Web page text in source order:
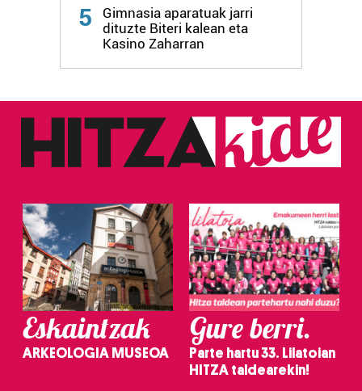
fitxategiak erabiltzen ditu. Zure esperientzia eta
zerbitzuak hobetzeko asmoz, cookie teknologiaz
irakurri
5
Gimnasia aparatuak jarri
dituzte Biteri kalean eta
Kasino Zaharran
Eskaintzak
ARKEOLOGIA MUSEOA
Gure berri.
Parte hartu 33. Lilatoian
HITZA taldearekin!